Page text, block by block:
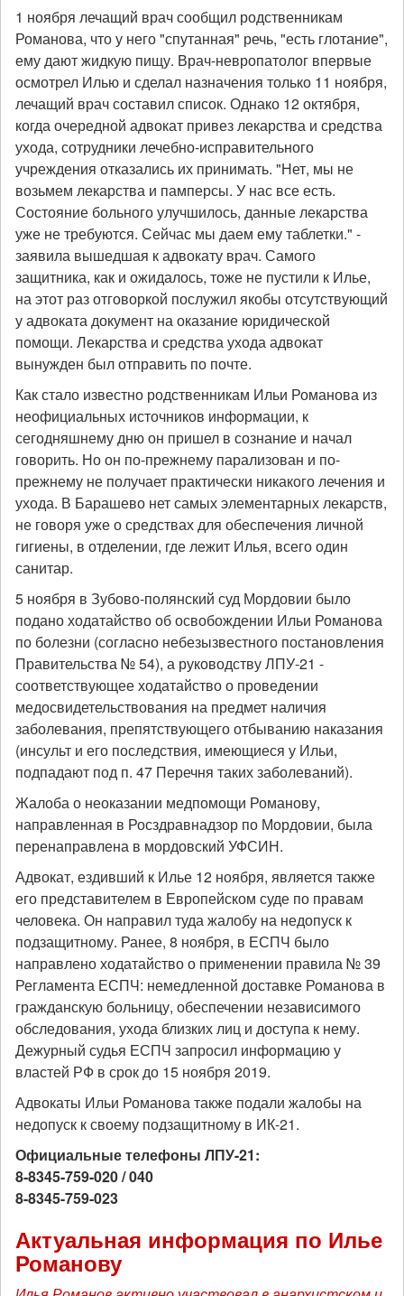
1 ноября лечащий врач сообщил родственникам
Романова, что у него "спутанная" речь, "есть глотание",
ему дают жидкую пищу. Врач-невропатолог впервые
осмотрел Илью и сделал назначения только 11 ноября,
лечащий врач составил список. Однако 12 октября,
когда очередной адвокат привез лекарства и средства
ухода, сотрудники лечебно-исправительного
учреждения отказались их принимать. "Нет, мы не
возьмем лекарства и памперсы. У нас все есть.
Состояние больного улучшилось, данные лекарства
уже не требуются. Сейчас мы даем ему таблетки." -
заявила вышедшая к адвокату врач. Самого
защитника, как и ожидалось, тоже не пустили к Илье,
на этот раз отговоркой послужил якобы отсутствующий
у адвоката документ на оказание юридической
помощи. Лекарства и средства ухода адвокат
вынужден был отправить по почте.
Как стало известно родственникам Ильи Романова из
неофициальных источников информации, к
сегодняшнему дню он пришел в сознание и начал
говорить. Но он по-прежнему парализован и по-
прежнему не получает практически никакого лечения и
ухода. В Барашево нет самых элементарных лекарств,
не говоря уже о средствах для обеспечения личной
гигиены, в отделении, где лежит Илья, всего один
санитар.
5 ноября в Зубово-полянский суд Мордовии было
подано ходатайство об освобождении Ильи Романова
по болезни (согласно небезызвестного постановления
Правительства № 54), а руководству ЛПУ-21 -
соответствующее ходатайство о проведении
медосвидетельствования на предмет наличия
заболевания, препятствующего отбыванию наказания
(инсульт и его последствия, имеющиеся у Ильи,
подпадают под п. 47 Перечня таких заболеваний).
Жалоба о неоказании медпомощи Романову,
направленная в Росздравнадзор по Мордовии, была
перенаправлена в мордовский УФСИН.
Адвокат, ездивший к Илье 12 ноября, является также
его представителем в Европейском суде по правам
человека. Он направил туда жалобу на недопуск к
подзащитному. Ранее, 8 ноября, в ЕСПЧ было
направлено ходатайство о применении правила № 39
Регламента ЕСПЧ: немедленной доставке Романова в
гражданскую больницу, обеспечении независимого
обследования, ухода близких лиц и доступа к нему.
Дежурный судья ЕСПЧ запросил информацию у
властей РФ в срок до 15 ноября 2019.
Адвокаты Ильи Романова также подали жалобы на
недопуск к своему подзащитному в ИК-21.
Официальные телефоны ЛПУ-21:
8-8345-759-020 / 040
8-8345-759-023
Актуальная информация по Илье
Романову